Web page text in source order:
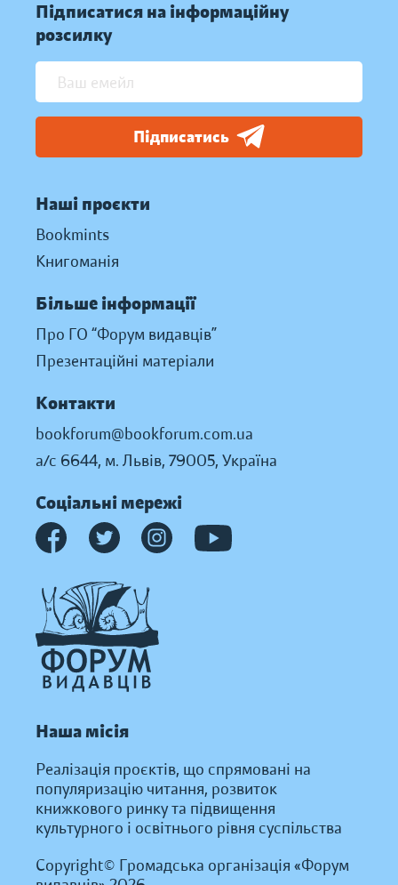
Підписатися на інформаційну
розсилку
Підписатись
Наші проєкти
Bookmints
Книгоманія
Більше інформації
Про ГО “Форум видавців”
Презентаційні матеріали
Контакти
bookforum@bookforum.com.ua
а/с 6644, м. Львів, 79005, Україна
Соціальні мережі
Наша місія
Реалізація проєктів, що спрямовані на
популяризацію читання, розвиток
книжкового ринку та підвищення
культурного і освітнього рівня суспільства
Copyright© Громадська організація «Форум